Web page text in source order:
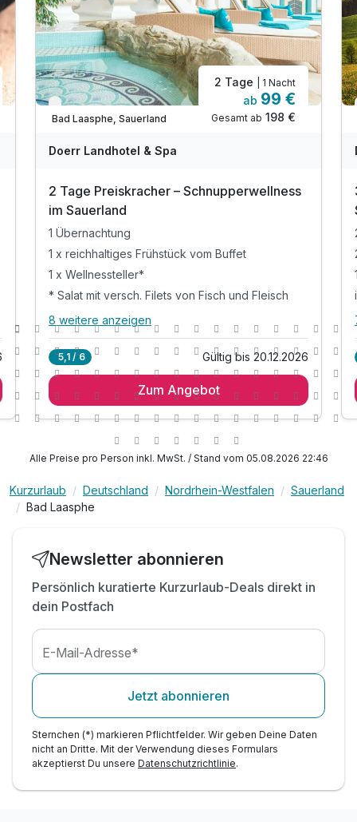
Verfügbar bis Dezember
Bad Laasphe, Sauerland
2 Tage | 1 Nacht
ab 99 €
Gesamt ab 198 €
Doerr Landhotel & Spa
2 Tage Preiskracher – Schnupperwellness
im Sauerland
1 Übernachtung
1 x reichhaltiges Frühstück vom Buffet
1 x Wellnessteller*
* Salat mit versch. Filets von Fisch und Fleisch
Alle Inklusivleistungen 12 enthalten
1 Übernachtung
1 x reichhaltiges Frühstück vom Buffet
1 x Wellnessteller*
1 x Willkommensgetränk
inkl. Flasche Wasser auf dem Zimmer
inkl. Nutzung des über 1000qm großen Sauna-
inkl. Nutzung des Schwimmbades
8 weitere anzeigen
5,1 / 6 Gültig bis 20.12.2026
Zum Angebot
Alle Preise pro Person inkl. MwSt. / Stand vom 05.08.2026 22:46
Kurzurlaub Deutschland Nordrhein-Westfalen
Sauerland
Bad Laasphe
Newsletter abonnieren
Persönlich kuratierte Kurzurlaub-Deals direkt in
dein Postfach
E-Mail-Adresse*
Jetzt abonnieren
Sternchen (*) markieren Pflichtfelder. Wir geben Deine Daten
nicht an Dritte. Mit der Verwendung dieses Formulars
akzeptierst Du unsere Datenschutzrichtlinie.